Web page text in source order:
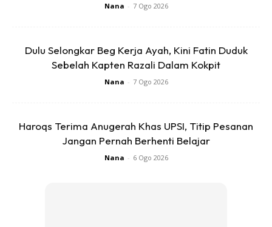
Nana - 7 Ogo 2026
Dulu Selongkar Beg Kerja Ayah, Kini Fatin Duduk
Sebelah Kapten Razali Dalam Kokpit
Nana - 7 Ogo 2026
Haroqs Terima Anugerah Khas UPSI, Titip Pesanan
Jangan Pernah Berhenti Belajar
Nana - 6 Ogo 2026